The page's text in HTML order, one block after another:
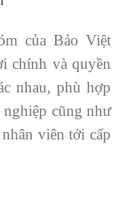
của Bảo Việt
chính và quyền
nhau, phù hợp
nghiệp cũng như
viên tới cấp